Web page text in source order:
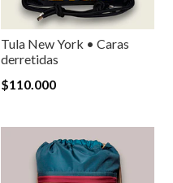
Tula New York • Caras
derretidas
$110.000